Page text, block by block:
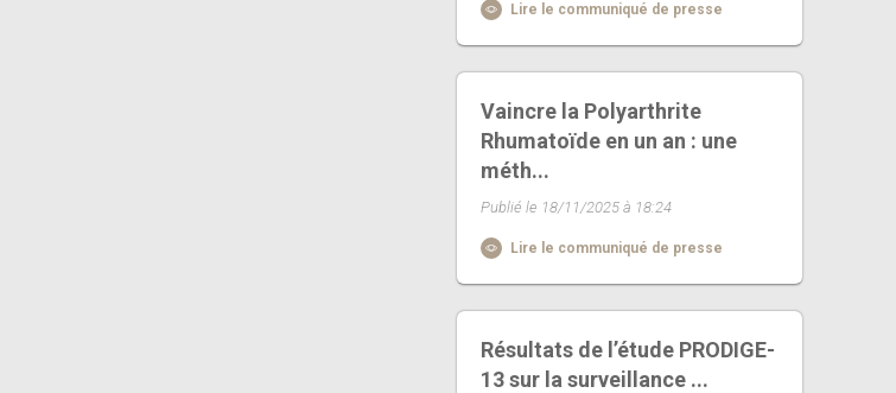
Lire le communiqué de presse
Vaincre la Polyarthrite
Rhumatoïde en un an : une
méth...
Publié le 18/11/2025 à 18:24
Lire le communiqué de presse
Résultats de l’étude PRODIGE-
13 sur la surveillance ...